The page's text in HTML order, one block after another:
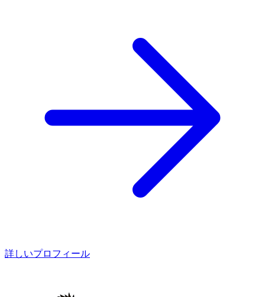
詳しいプロフィール